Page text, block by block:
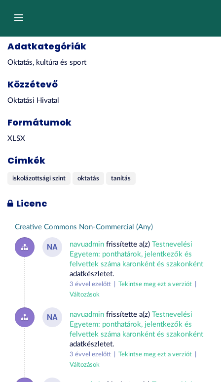
átugrásaNavigáció
Adatkategóriák
Oktatás, kultúra és sport
Közzétevő
Oktatási Hivatal
Formátumok
XLSX
Címkék
iskolázottsági szint oktatás tanítás
Licenc
Creative Commons Non-Commercial (Any)
NA navuadmin frissítette a(z) Testnevelési
Egyetem: ponthatárok, jelentkezők és
felvettek száma karonként és szakonként
adatkészletet.
3 évvel ezelőtt | Tekintse meg ezt a verziót
Változások
NA navuadmin frissítette a(z) Testnevelési
Egyetem: ponthatárok, jelentkezők és
felvettek száma karonként és szakonként
adatkészletet.
3 évvel ezelőtt | Tekintse meg ezt a verziót
Változások